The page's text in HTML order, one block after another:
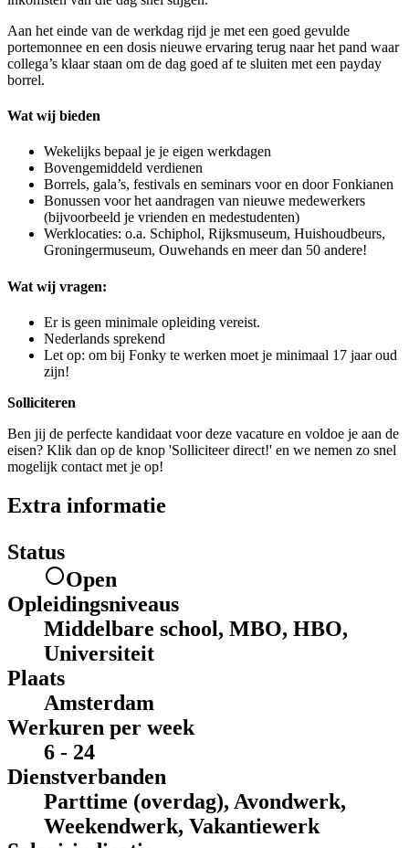
Aan het einde van de werkdag rijd je met een goed gevulde
portemonnee en een dosis nieuwe ervaring terug naar het pand waar
collega’s klaar staan om de dag goed af te sluiten met een payday
borrel.
Wat wij bieden
Wekelijks bepaal je je eigen werkdagen
Bovengemiddeld verdienen
Borrels, gala’s, festivals en seminars voor en door Fonkianen
Bonussen voor het aandragen van nieuwe medewerkers
(bijvoorbeeld je vrienden en medestudenten)
Werklocaties: o.a. Schiphol, Rijksmuseum, Huishoudbeurs,
Groningermuseum, Ouwehands en meer dan 50 andere!
Wat wij vragen:
Er is geen minimale opleiding vereist.
Nederlands sprekend
Let op: om bij Fonky te werken moet je minimaal 17 jaar oud
zijn!
Solliciteren
Ben jij de perfecte kandidaat voor deze vacature en voldoe je aan de
eisen? Klik dan op de knop 'Solliciteer direct!' en we nemen zo snel
mogelijk contact met je op!
Extra informatie
Status
Open
Opleidingsniveaus
Middelbare school, MBO, HBO,
Universiteit
Plaats
Amsterdam
Werkuren per week
6 - 24
Dienstverbanden
Parttime (overdag), Avondwerk,
Weekendwerk, Vakantiewerk